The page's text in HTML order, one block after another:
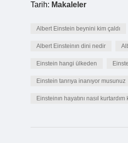
Tarih: Makaleler
Albert Einstein beynini kim çaldı
Albert Einsteinın dini nedir
Einstein hangi ülkeden
Einstein tanrıya inanıyor musunuz
Einsteinın hayatını nasıl